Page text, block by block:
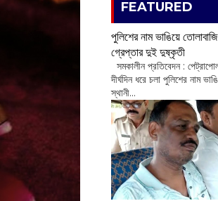
FEATURED
পুলিশের নাম ভাঙিয়ে
গ্রেপ্তার দুই দুষ্কৃতী
সমকালীন প্রতিবেদন :
দীর্ঘদিন ধরে চলা পুলিশের নাম
স্থানী...